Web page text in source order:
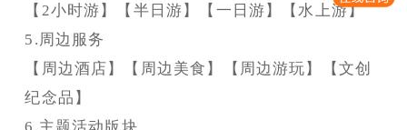
【2小时游】【半日游】【一日游】【水上游】
5.周边服务
【周边酒店】【周边美食】【周边游玩】【文创
纪念品】